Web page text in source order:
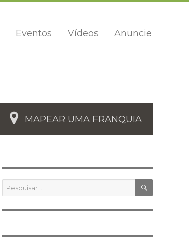
Eventos Vídeos Anuncie
MAPEAR UMA FRANQUIA
Pesquisar
por: